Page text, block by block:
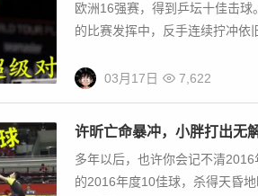
欧洲16强赛，得到乒坛十佳击
的比赛发挥中，反手连续拧冲依
03月17日 7,622
许昕亡命暴冲，小胖打出无
多年以后，也许你会记不清
的2016年度10佳球，杀得天昏